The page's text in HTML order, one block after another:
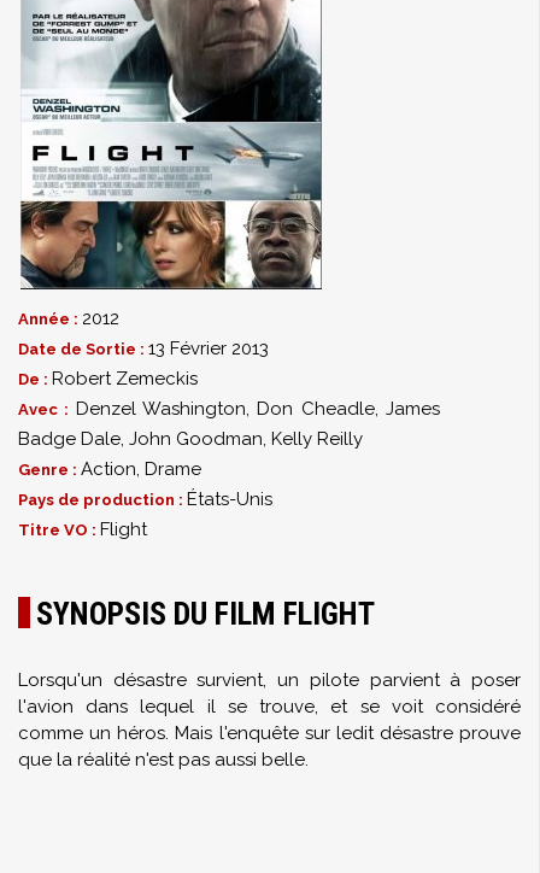
Année : 2012
Date de Sortie : 13 Février 2013
De : Robert Zemeckis
Avec : Denzel Washington,Don Cheadle,James
Badge Dale, John Goodman, Kelly Reilly
Genre : Action, Drame
Pays de production : États-Unis
Titre VO : Flight
SYNOPSIS DU FILM FLIGHT
Lorsqu'un désastre survient, un pilote parvient à poser
l'avion dans lequel il se trouve, et se voit considéré
comme un héros. Mais l'enquête sur ledit désastre prouve
que la réalité n'est pas aussi belle.